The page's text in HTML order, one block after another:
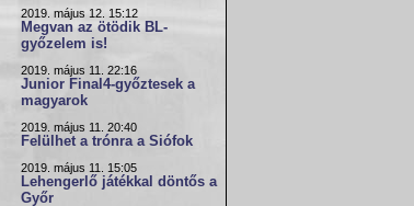
2019. május 12. 15:12
Megvan az ötödik BL-
győzelem is!
2019. május 11. 22:16
Junior Final4-győztesek a
magyarok
2019. május 11. 20:40
Felülhet a trónra a Siófok
2019. május 11. 15:05
Lehengerlő játékkal döntős a
Győr